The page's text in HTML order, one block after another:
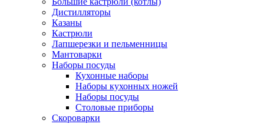
Дистилляторы
Казаны
Кастрюли
Лапшерезки и пельменницы
Мантоварки
Наборы посуды
Кухонные наборы
Наборы кухонных ножей
Наборы посуды
Столовые приборы
Скороварки